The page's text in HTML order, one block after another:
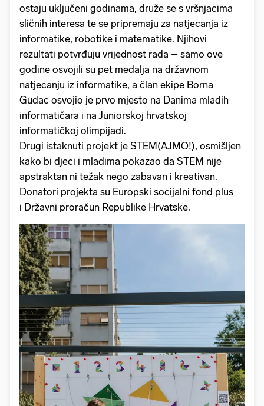
ostaju uključeni godinama, druže se s vršnjacima
sličnih interesa te se pripremaju za natjecanja iz
informatike, robotike i matematike. Njihovi
rezultati potvrđuju vrijednost rada – samo ove
godine osvojili su pet medalja na državnom
natjecanju iz informatike, a član ekipe Borna
Gudac osvojio je prvo mjesto na Danima mladih
informatičara i na Juniorskoj hrvatskoj
informatičkoj olimpijadi.
Drugi istaknuti projekt je STEM(AJMO!), osmišljen
kako bi djeci i mladima pokazao da STEM nije
apstraktan ni težak nego zabavan i kreativan.
Donatori projekta su Europski socijalni fond plus
i Državni proračun Republike Hrvatske.